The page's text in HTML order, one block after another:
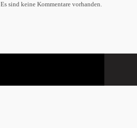
Es sind keine Kommentare vorhanden.